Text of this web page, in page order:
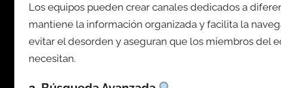
Los equipos pueden crear canales dedicados a
mantiene la información organizada y facilita la
evitar el desorden y aseguran que los miembros del
necesitan.